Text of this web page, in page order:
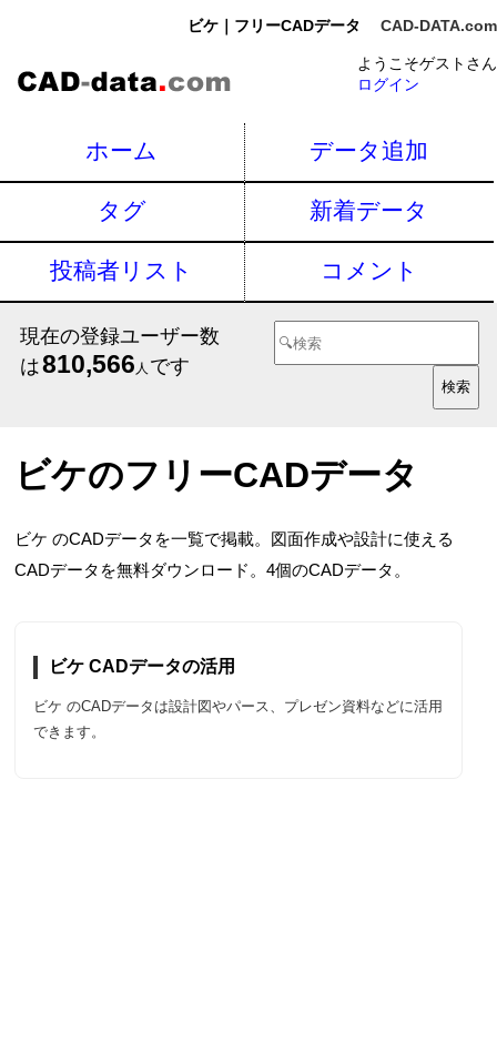
ビケ｜フリーCADデータ CAD-DATA.com
ようこそゲストさん
ログイン
ホーム データ追加
タグ 新着データ
投稿者リスト コメント
現在の登録ユーザー数
は810,566 人 です
ビケのフリーCADデータ
ビケ のCADデータを一覧で掲載。図面作成や設計に使える
CADデータを無料ダウンロード。4個のCADデータ。
ビケ CADデータの活用
ビケ のCADデータは設計図やパース、プレゼン資料などに活用
できます。